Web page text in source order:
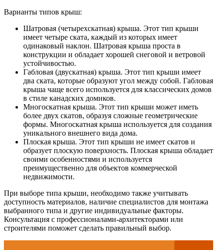
Варианты типов крыш:
Шатровая (четырехскатная) крыша. Этот тип крыши
имеет четыре ската, каждый из которых имеет
одинаковый наклон. Шатровая крыша проста в
конструкции и обладает хорошей снеговой и ветровой
устойчивостью.
Габловая (двускатная) крыша. Этот тип крыши имеет
два ската, которые образуют угол между собой. Габловая
крыша чаще всего используется для классических домов
в стиле канадских домиков.
Многоскатная крыша. Этот тип крыши может иметь
более двух скатов, образуя сложные геометрические
формы. Многоскатная крыша используется для создания
уникального внешнего вида дома.
Плоская крыша. Этот тип крыши не имеет скатов и
образует плоскую поверхность. Плоская крыша обладает
своими особенностями и используется
преимущественно для объектов коммерческой
недвижимости.
При выборе типа крыши, необходимо также учитывать
доступность материалов, наличие специалистов для монтажа
выбранного типа и другие индивидуальные факторы.
Консультация с профессионалами-архитекторами или
строителями поможет сделать правильный выбор.